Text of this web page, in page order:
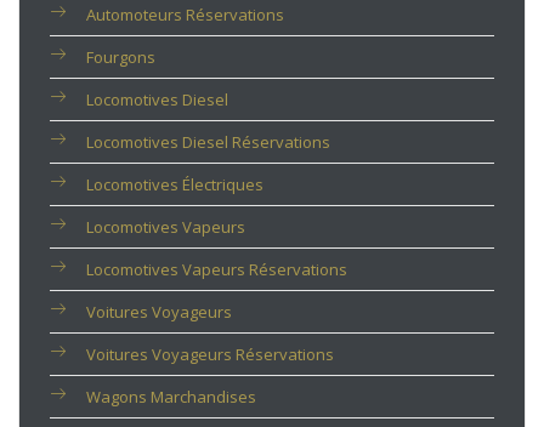
Automoteurs Réservations
Fourgons
Locomotives Diesel
Locomotives Diesel Réservations
Locomotives Électriques
Locomotives Vapeurs
Locomotives Vapeurs Réservations
Voitures Voyageurs
Voitures Voyageurs Réservations
Wagons Marchandises